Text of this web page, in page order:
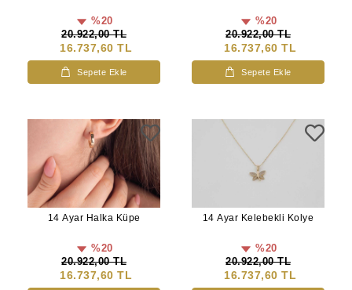
%20
20.922,00 TL
16.737,60 TL
Sepete Ekle
%20
20.922,00 TL
16.737,60 TL
Sepete Ekle
14 Ayar Halka Küpe
%20
20.922,00 TL
16.737,60 TL
14 Ayar Kelebekli Kolye
%20
20.922,00 TL
16.737,60 TL